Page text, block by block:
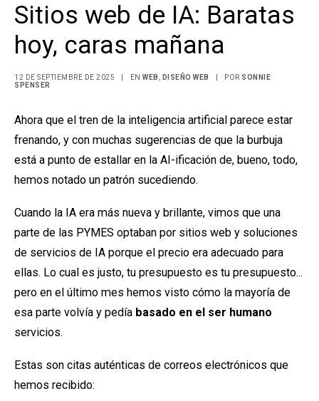
Sitios web de IA: Baratas
hoy, caras mañana
12 DE SEPTIEMBRE DE 2025 EN WEB DISEÑO WEB POR SONNIE
SPENSER
Ahora que el tren de la inteligencia artificial parece estar
frenando, y con muchas sugerencias de que la burbuja
está a punto de estallar en la AI-ificación de, bueno, todo,
hemos notado un patrón sucediendo.
Cuando la IA era más nueva y brillante, vimos que una
parte de las PYMES optaban por sitios web y soluciones
de servicios de IA porque el precio era adecuado para
ellas. Lo cual es justo, tu presupuesto es tu presupuesto...
pero en el último mes hemos visto cómo la mayoría de
esa parte volvía y pedía basado en el ser humano
servicios.
Estas son citas auténticas de correos electrónicos que
hemos recibido: